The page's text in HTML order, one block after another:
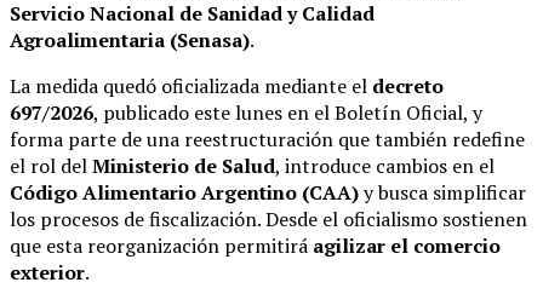
Servicio Nacional de Sanidad y Calidad
Agroalimentaria (Senasa).
La medida quedó oficializada mediante el decreto
697/2026, publicado este lunes en el Boletín Oficial, y
forma parte de una reestructuración que también redefine
el rol delMinisterio de Salud, introduce cambios en el
Código Alimentario Argentino (CAA)y busca simplificar
los procesos de fiscalización. Desde el oficialismo sostienen
que esta reorganización permitirá agilizar el comercio
exterior.